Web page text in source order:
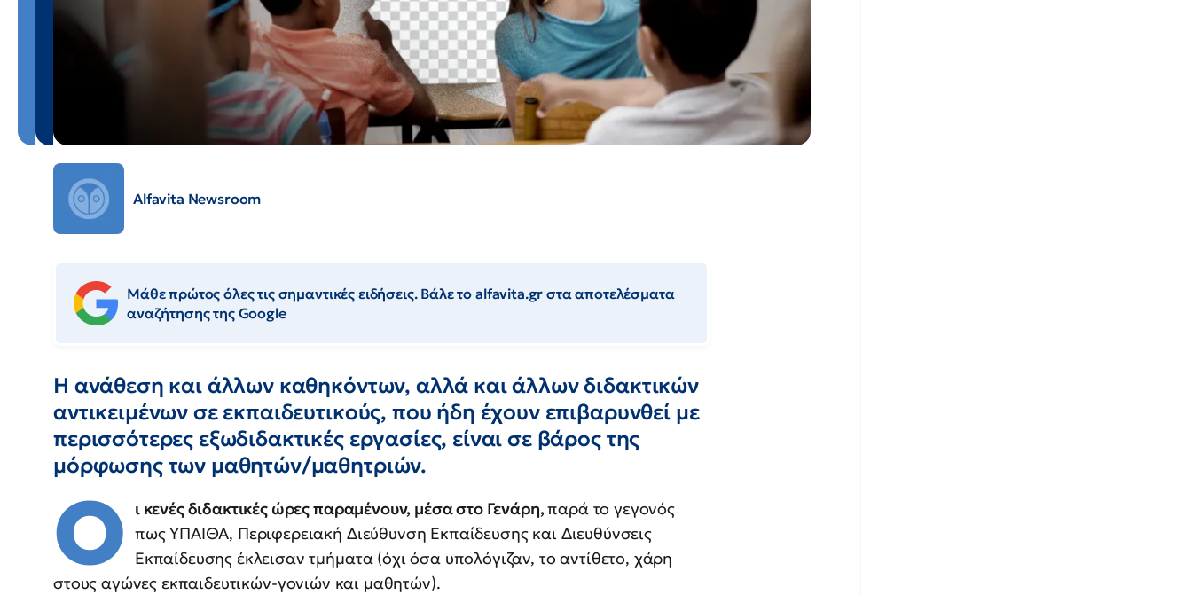
Alfavita Newsroom
Μάθε πρώτος όλες τις σημαντικές ειδήσεις. Βάλε το alfavita.gr στα αποτελέσματα
αναζήτησης της Google
Η ανάθεση και άλλων καθηκόντων, αλλά και άλλων διδακτικών
αντικειμένων σε εκπαιδευτικούς, που ήδη έχουν επιβαρυνθεί με
περισσότερες εξωδιδακτικές εργασίες, είναι σε βάρος της
μόρφωσης των μαθητών/μαθητριών.
Ο ι κενές διδακτικές ώρες παραμένουν, μέσα στο Γενάρη,παρά το γεγονός
πως ΥΠΑΙΘΑ, Περιφερειακή Διεύθυνση Εκπαίδευσης και Διευθύνσεις
Εκπαίδευσης έκλεισαν τμήματα (όχι όσα υπολόγιζαν, το αντίθετο, χάρη
στους αγώνες εκπαιδευτικών-γονιών και μαθητών).